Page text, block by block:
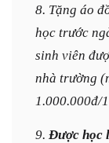
8. Tặng áo
học trước
sinh viên
nhà trường
1.000.000đ/
9. Được học